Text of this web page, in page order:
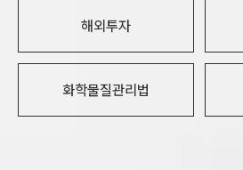
해외투자
화학물질관리법